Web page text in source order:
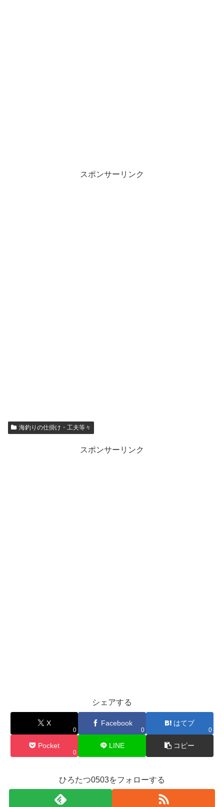
スポンサーリンク
海釣りの仕掛け・工夫等々
スポンサーリンク
シェアする
X
0
Facebook
0
はてブ
0
Pocket
0
LINE コピー
ひろたつ0503をフォローする